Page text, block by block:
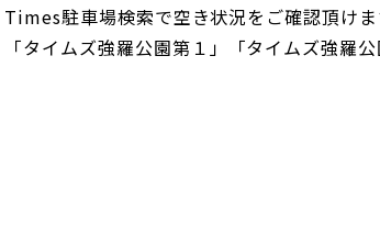
Times駐車場検索で空き状況をご確認頂けま
「タイムズ強羅公園第１」「タイムズ強羅公